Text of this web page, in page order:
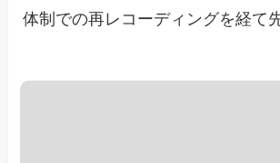
体制での再レコーディングを経て